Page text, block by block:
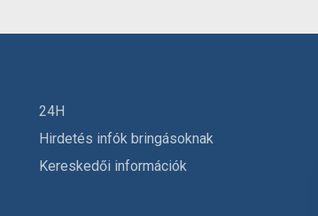
24H
Hirdetés infók bringásoknak
Kereskedői információk